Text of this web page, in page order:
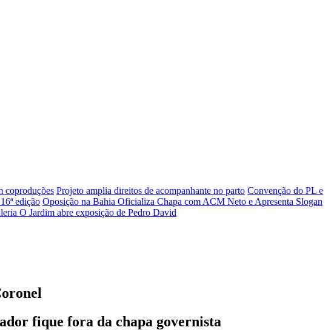
coproduções Projeto amplia direitos de acompanhante no parto Convenção do PL e
edição Oposição na Bahia Oficializa Chapa com ACM Neto e Apresenta Slogan
O Jardim abre exposição de Pedro David
fique fora da chapa governista